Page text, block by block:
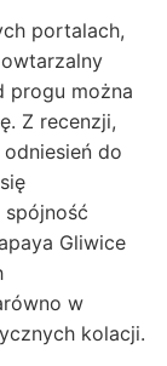
portalach,
progu można
Z recenzji,
do
Gliwice
w
kolacji.